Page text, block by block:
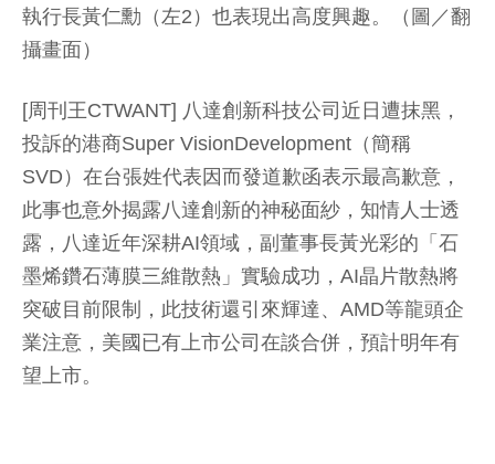
執行長黃仁勳（左2）也表現出高度興趣。（圖／翻
攝畫面）
[周刊王CTWANT] 八達創新科技公司近日遭抹黑，
投訴的港商Super VisionDevelopment（簡稱
SVD）在台張姓代表因而發道歉函表示最高歉意，
此事也意外揭露八達創新的神秘面紗，知情人士透
露，八達近年深耕AI領域，副董事長黃光彩的「石
墨烯鑽石薄膜三維散熱」實驗成功，AI晶片散熱將
突破目前限制，此技術還引來輝達、AMD等龍頭企
業注意，美國已有上市公司在談合併，預計明年有
望上市。